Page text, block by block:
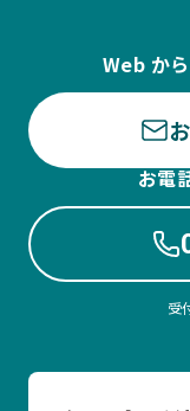
Web か
お電
受